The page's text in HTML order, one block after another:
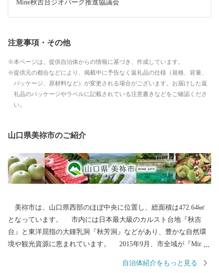
Mine秋吉台ジオパーク推進協議会
注意事項・その他
本ページは、提供自治体からの情報に基づき、作成しています。
提供元の都合などにより、掲載中に予告なく返礼品の仕様（規格、容量、
パッケージ、原材料など）が変更される場合がございます。お届けした返
礼品のパッケージやラベルに記載されている注意書きなどをご確認くださ
い。
山口県美祢市のご紹介
美祢市は、山口県西部のほぼ中央に位置し、総面積は472.64㎢
となっています。 市内には日本最大級のカルスト台地『秋吉
台』と東洋屈指の大鍾乳洞『秋芳洞』などがあり、豊かな自然環
境や観光資源に恵まれています。 2015年9月、市全域が『Mine
2026年4月にはユネスコ世界ジオパークとしても認定されました。
自治体紹介をもっと見る